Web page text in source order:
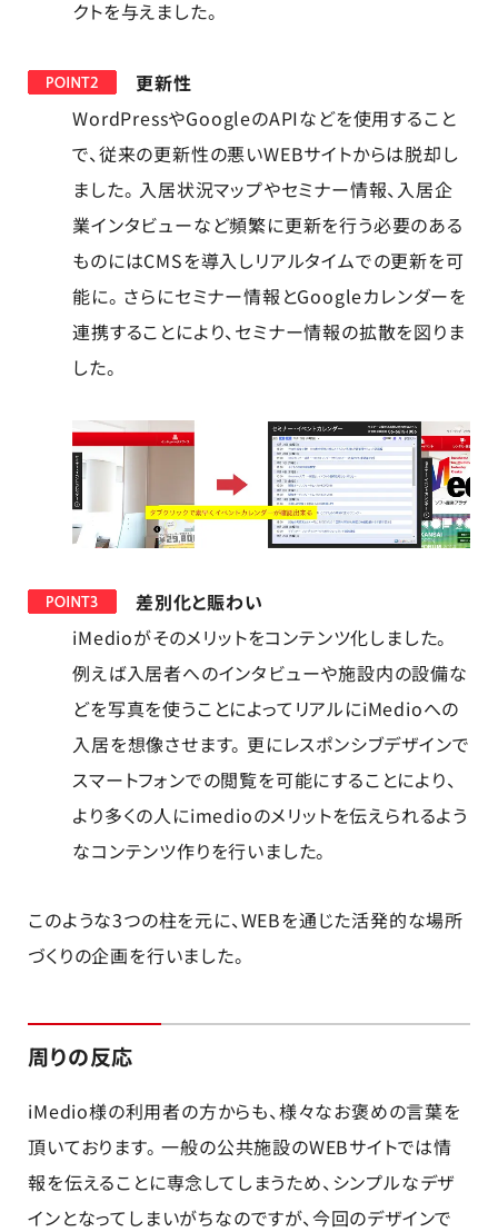
クトを与えました。
更新性
WordPressやGoogleのAPIなどを使用すること
で、従来の更新性の悪いWEBサイトからは脱却し
ました。 入居状況マップやセミナー情報、入居企
業インタビューなど頻繁に更新を行う必要のある
ものにはCMSを導入しリアルタイムでの更新を可
能に。 さらにセミナー情報とGoogleカレンダーを
連携することにより、セミナー情報の拡散を図りま
した。
差別化と賑わい
iMedioがそのメリットをコンテンツ化しました。
例えば入居者へのインタビューや施設内の設備な
どを写真を使うことによってリアルにiMedioへの
入居を想像させます。 更にレスポンシブデザインで
スマートフォンでの閲覧を可能にすることにより、
より多くの人にimedioのメリットを伝えられるよう
なコンテンツ作りを行いました。
このような3つの柱を元に、WEBを通じた活発的な場所
づくりの企画を行いました。
周りの反応
iMedio様の利用者の方からも、様々なお褒めの言葉を
頂いております。 一般の公共施設のWEBサイトでは情
報を伝えることに専念してしまうため、シンプルなデザ
インとなってしまいがちなのですが、今回のデザインで